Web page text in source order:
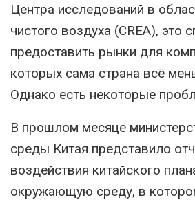
Центра исследований в
чистого воздуха (CREA), это
предоставить рынки для
которых сама страна всё
Однако есть некоторые
В прошлом месяце
среды Китая представило
воздействия китайского
окружающую среду, в